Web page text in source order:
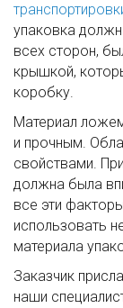
упаковка
всех сторон,
крышкой,
коробку.
Материал
и прочным.
свойствами.
должна была
все эти
использовать
материала
Заказчик
наши